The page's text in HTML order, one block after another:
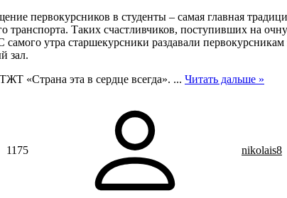
первокурсников в студенты – самая главная
транспорта. Таких счастливчиков, поступивших на
утра старшекурсники раздавали первокурсникам
зал.
«Страна эта в сердце всегда». ... Читать дальше »
1175 nikolais8